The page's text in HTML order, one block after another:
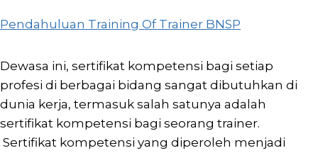
Pendahuluan Training Of Trainer BNSP
Dewasa ini, sertifikat kompetensi bagi setiap
profesi di berbagai bidang sangat dibutuhkan di
dunia kerja, termasuk salah satunya adalah
sertifikat kompetensi bagi seorang trainer.
Sertifikat kompetensi yang diperoleh menjadi